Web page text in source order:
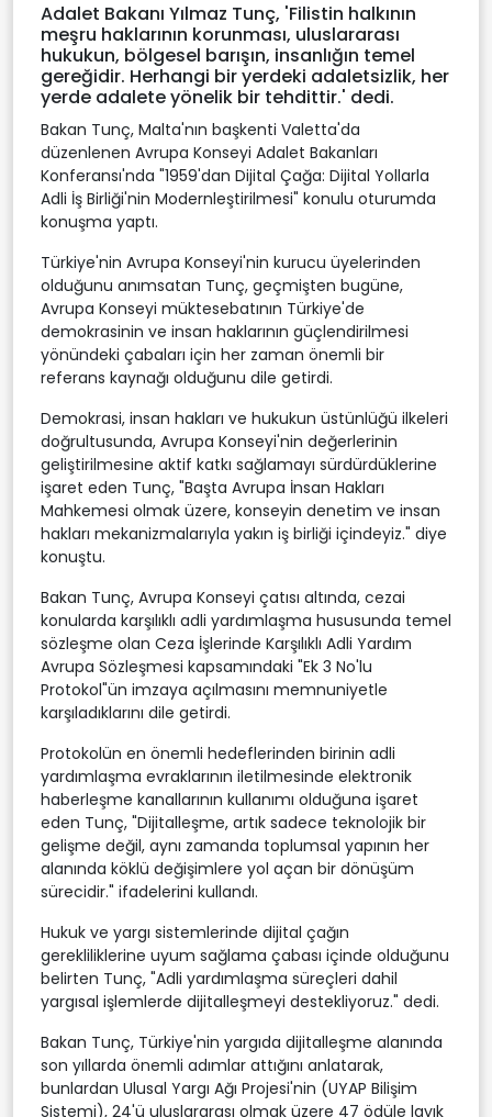
Adalet Bakanı Yılmaz Tunç, 'Filistin halkının
meşru haklarının korunması, uluslararası
hukukun, bölgesel barışın, insanlığın temel
gereğidir. Herhangi bir yerdeki adaletsizlik, her
yerde adalete yönelik bir tehdittir.' dedi.
Bakan Tunç, Malta'nın başkenti Valetta'da
düzenlenen Avrupa Konseyi Adalet Bakanları
Konferansı'nda "1959'dan Dijital Çağa: Dijital Yollarla
Adli İş Birliği'nin Modernleştirilmesi" konulu oturumda
konuşma yaptı.
Türkiye'nin Avrupa Konseyi'nin kurucu üyelerinden
olduğunu anımsatan Tunç, geçmişten bugüne,
Avrupa Konseyi müktesebatının Türkiye'de
demokrasinin ve insan haklarının güçlendirilmesi
yönündeki çabaları için her zaman önemli bir
referans kaynağı olduğunu dile getirdi.
Demokrasi, insan hakları ve hukukun üstünlüğü ilkeleri
doğrultusunda, Avrupa Konseyi'nin değerlerinin
geliştirilmesine aktif katkı sağlamayı sürdürdüklerine
işaret eden Tunç, "Başta Avrupa İnsan Hakları
Mahkemesi olmak üzere, konseyin denetim ve insan
hakları mekanizmalarıyla yakın iş birliği içindeyiz." diye
konuştu.
Bakan Tunç, Avrupa Konseyi çatısı altında, cezai
konularda karşılıklı adli yardımlaşma hususunda temel
sözleşme olan Ceza İşlerinde Karşılıklı Adli Yardım
Avrupa Sözleşmesi kapsamındaki "Ek 3 No'lu
Protokol"ün imzaya açılmasını memnuniyetle
karşıladıklarını dile getirdi.
Protokolün en önemli hedeflerinden birinin adli
yardımlaşma evraklarının iletilmesinde elektronik
haberleşme kanallarının kullanımı olduğuna işaret
eden Tunç, "Dijitalleşme, artık sadece teknolojik bir
gelişme değil, aynı zamanda toplumsal yapının her
alanında köklü değişimlere yol açan bir dönüşüm
sürecidir." ifadelerini kullandı.
Hukuk ve yargı sistemlerinde dijital çağın
gerekliliklerine uyum sağlama çabası içinde olduğunu
belirten Tunç, "Adli yardımlaşma süreçleri dahil
yargısal işlemlerde dijitalleşmeyi destekliyoruz." dedi.
Bakan Tunç, Türkiye'nin yargıda dijitalleşme alanında
son yıllarda önemli adımlar attığını anlatarak,
bunlardan Ulusal Yargı Ağı Projesi'nin (UYAP Bilişim
Sistemi), 24'ü uluslararası olmak üzere 47 ödüle layık